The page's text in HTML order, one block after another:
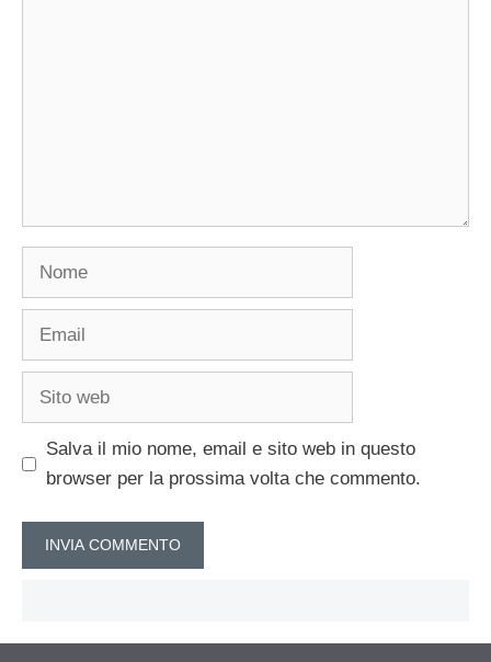
Nome
Email
Sito
Salva il mio nome, email e sito web in questo
browser per la prossima volta che commento.